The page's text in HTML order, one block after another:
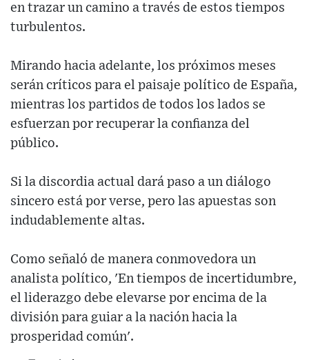
en trazar un camino a través de estos tiempos
turbulentos.
Mirando hacia adelante, los próximos meses
serán críticos para el paisaje político de España,
mientras los partidos de todos los lados se
esfuerzan por recuperar la confianza del
público.
Si la discordia actual dará paso a un diálogo
sincero está por verse, pero las apuestas son
indudablemente altas.
Como señaló de manera conmovedora un
analista político, 'En tiempos de incertidumbre,
el liderazgo debe elevarse por encima de la
división para guiar a la nación hacia la
prosperidad común'.